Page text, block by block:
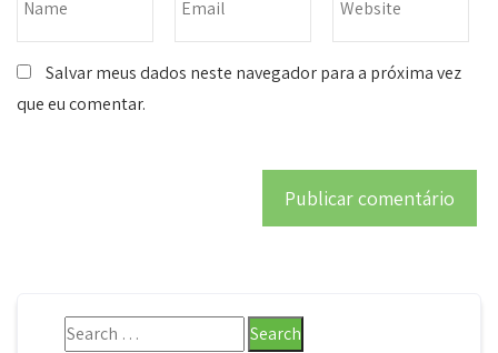
Salvar meus dados neste navegador para a próxima vez
que eu comentar.